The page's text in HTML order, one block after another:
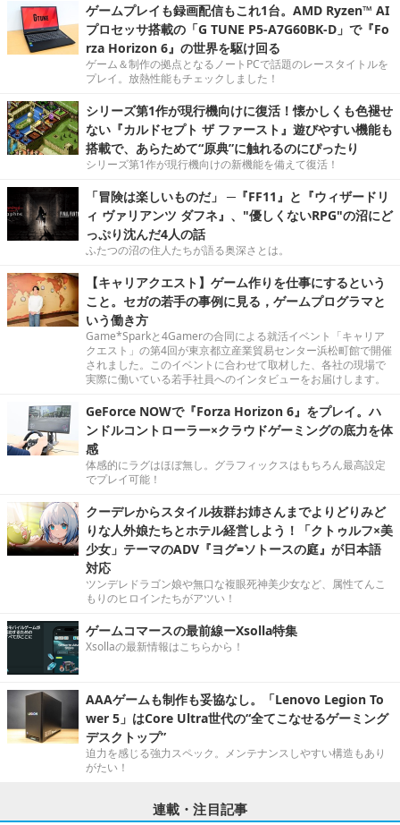
ゲームプレイも録画配信もこれ1台。AMD Ryzen™ AI
プロセッサ搭載の「G TUNE P5-A7G60BK-D」で『Fo
rza Horizon 6』の世界を駆け回る
ゲーム＆制作の拠点となるノートPCで話題のレースタイトルを
プレイ。放熱性能もチェックしました！
シリーズ第1作が現行機向けに復活！懐かしくも色褪せ
ない『カルドセプト ザ ファースト』遊びやすい機能も
搭載で、あらためて“原典”に触れるのにぴったり
シリーズ第1作が現行機向けの新機能を備えて復活！
「冒険は楽しいものだ」 ─『FF11』と『ウィザードリ
ィ ヴァリアンツ ダフネ』、"優しくないRPG"の沼にど
っぷり沈んだ4人の話
ふたつの沼の住人たちが語る奥深さとは。
【キャリアクエスト】ゲーム作りを仕事にするという
こと。セガの若手の事例に見る，ゲームプログラマと
いう働き方
Game*Sparkと4Gamerの合同による就活イベント「キャリア
クエスト」の第4回が東京都立産業貿易センター浜松町館で開催
されました。このイベントに合わせて取材した、各社の現場で
実際に働いている若手社員へのインタビューをお届けします。
GeForce NOWで『Forza Horizon 6』をプレイ。ハ
ンドルコントローラー×クラウドゲーミングの底力を体
感
体感的にラグはほぼ無し。グラフィックスはもちろん最高設定
でプレイ可能！
クーデレからスタイル抜群お姉さんまでよりどりみど
りな人外娘たちとホテル経営しよう！「クトゥルフ×美
少女」テーマのADV『ヨグ=ソトースの庭』が日本語
対応
ツンデレドラゴン娘や無口な複眼死神美少女など、属性てんこ
もりのヒロインたちがアツい！
ゲームコマースの最前線ーXsolla特集
Xsollaの最新情報はこちらから！
AAAゲームも制作も妥協なし。「Lenovo Legion To
wer 5」はCore Ultra世代の“全てこなせるゲーミング
デスクトップ”
迫力を感じる強力スペック。メンテナンスしやすい構造もあり
がたい！
連載・注目記事